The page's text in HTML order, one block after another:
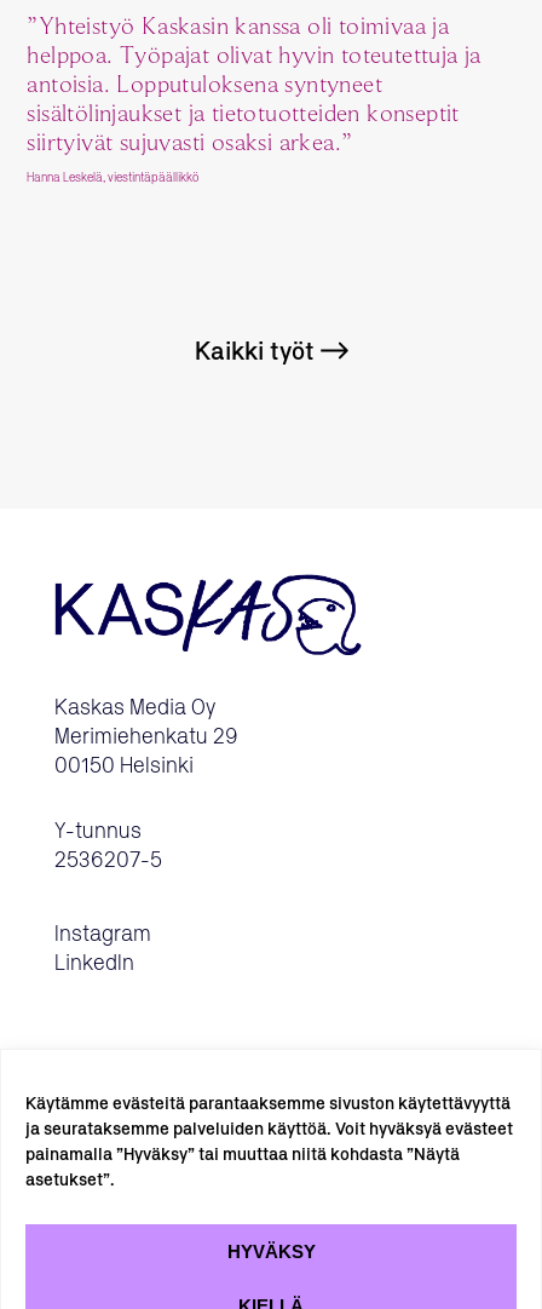
Käytämme evästeitä parantaaksemme sivuston käytettävyyttä
ja seurataksemme palveluiden käyttöä. Voit hyväksyä evästeet
painamalla ”Hyväksy” tai muuttaa niitä kohdasta ”Näytä
asetukset”.
HYVÄKSY
”Yhteistyö Kaskasin kanssa oli toimivaa ja
helppoa. Työpajat olivat hyvin toteutettuja ja
antoisia. Lopputuloksena syntyneet
sisältölinjaukset ja tietotuotteiden konseptit
siirtyivät sujuvasti osaksi arkea.”
Hanna Leskelä, viestintäpäällikkö
Kaikki työt
Kaskas Media Oy
Merimiehenkatu 29
00150 Helsinki
Y-tunnus
2536207-5
Instagram
LinkedIn
TILAA UUTISKIRJE →